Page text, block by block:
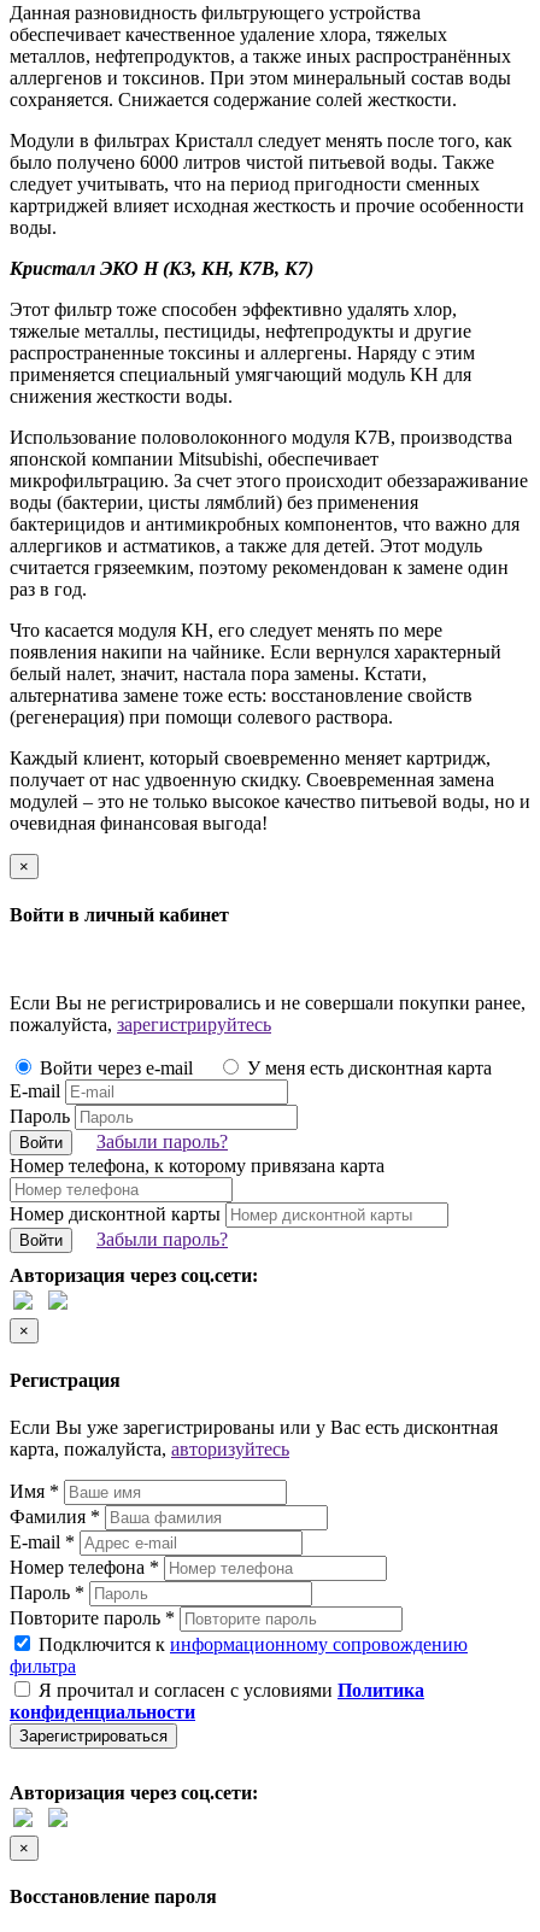
Данная разновидность фильтрующего устройства
обеспечивает качественное удаление хлора, тяжелых
металлов, нефтепродуктов, а также иных распространённых
аллергенов и токсинов. При этом минеральный состав воды
сохраняется. Снижается содержание солей жесткости.
Модули в фильтрах Кристалл следует менять после того, как
было получено 6000 литров чистой питьевой воды. Также
следует учитывать, что на период пригодности сменных
картриджей влияет исходная жесткость и прочие особенности
воды.
Кристалл ЭКО Н (К3, КН, К7В, К7)
Этот фильтр тоже способен эффективно удалять хлор,
тяжелые металлы, пестициды, нефтепродукты и другие
распространенные токсины и аллергены. Наряду с этим
применяется специальный умягчающий модуль KH для
снижения жесткости воды.
Использование половолоконного модуля К7В, производства
японской компании Mitsubishi, обеспечивает
микрофильтрацию. За счет этого происходит обеззараживание
воды (бактерии, цисты лямблий) без применения
бактерицидов и антимикробных компонентов, что важно для
аллергиков и астматиков, а также для детей. Этот модуль
считается грязеемким, поэтому рекомендован к замене один
раз в год.
Что касается модуля КН, его следует менять по мере
появления накипи на чайнике. Если вернулся характерный
белый налет, значит, настала пора замены. Кстати,
альтернатива замене тоже есть: восстановление свойств
(регенерация) при помощи солевого раствора.
Каждый клиент, который своевременно меняет картридж,
получает от нас удвоенную скидку. Своевременная замена
модулей – это не только высокое качество питьевой воды, но и
очевидная финансовая выгода!
×
Войти в личный кабинет
Если Вы не регистрировались и не совершали покупки ранее,
пожалуйста, зарегистрируйтесь
Войти через e-mail
У меня есть дисконтная карта
E-mail
Пароль
Войти
Забыли пароль?
Номер телефона, к которому привязана карта
Номер дисконтной карты
Войти
Забыли пароль?
Авторизация через соц.сети:
×
Регистрация
Если Вы уже зарегистрированы или у Вас есть дисконтная
карта, пожалуйста, авторизуйтесь
Имя *
Фамилия *
E-mail *
Номер телефона *
Пароль *
Повторите пароль *
Подключится к информационному сопровождению
фильтра
Я прочитал и согласен с условиями Политика
конфиденциальности
Зарегистрироваться
Авторизация через соц.сети:
×
Восстановление пароля